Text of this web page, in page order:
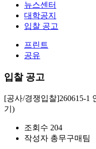
뉴스센터
대학공지
입찰 공고
프린트
공유
입찰 공고
[공사/경쟁입찰]260615-1
기)
조회수 204
작성자 총무구매팀